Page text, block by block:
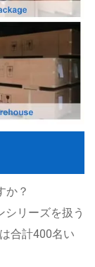
か？
リーズを扱う
合計400名い